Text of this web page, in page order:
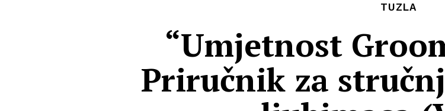
TUZLA
“Umjetnost
Priručnik za